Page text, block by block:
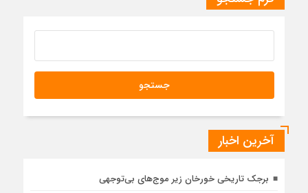
آخرین اخبار
برجک تاریخی خورخان زیر موج‌های بی‌توجهی